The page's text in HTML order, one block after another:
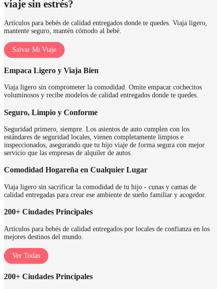
viaje sin estrés?
Artículos para bebés de calidad entregados donde te quedes. Viaja ligero,
mantente seguro, mantén cómodo al bebé.
Salvar Mi Viaje
Empaca Ligero y Viaja Bien
Viaja ligero sin comprometer la comodidad. Omite empacar cochecitos
voluminosos y recibe modelos de calidad entregados donde te quedes.
Seguro, Limpio y Conforme
Seguridad primero, siempre. Los asientos de auto cumplen con los
estándares de seguridad locales, vienen completamente limpios e
inspeccionados, asegurando que tu hijo viaje de forma segura con mejor
servicio que las empresas de alquiler de autos.
Comodidad Hogareña en Cualquier Lugar
Viaja ligero sin sacrificar la comodidad de tu hijo - cunas y camas de
calidad entregadas para crear ese ambiente de sueño familiar y acogedor.
200+ Ciudades Principales
Artículos para bebés de calidad entregados por locales de confianza en los
mejores destinos del mundo.
Ver Todas
200+ Ciudades Principales